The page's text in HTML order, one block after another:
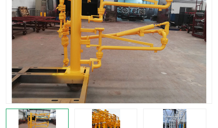
平台栈桥 卸车鹤管
装车鹤管 输油臂
紧急脱离干式接头
汽车鹤管 顶部鹤管
底部鹤管